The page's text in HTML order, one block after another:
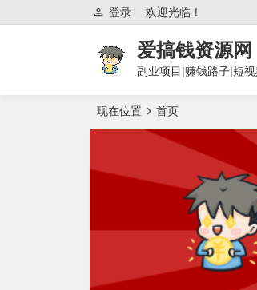
欢迎光临！
登录
爱搞钱资源网
副业项目|赚钱路子|短
现在位置 首页